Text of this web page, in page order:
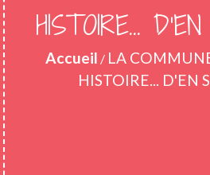
HISTOIRE...
Accueil / LA
HISTOIRE... D'EN